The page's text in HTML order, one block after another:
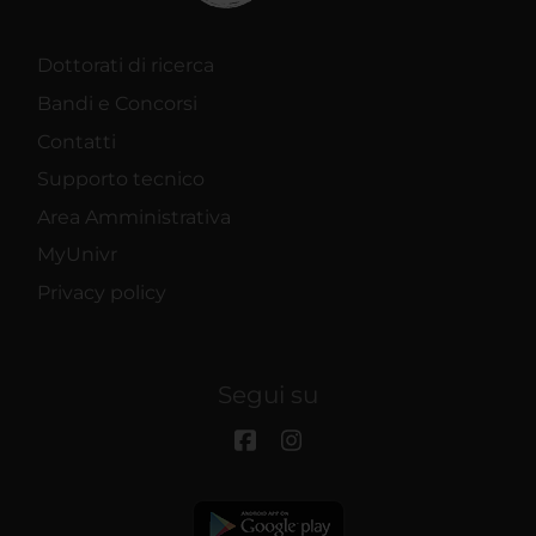
Dottorati di ricerca
Bandi e Concorsi
Contatti
Supporto tecnico
Area Amministrativa
MyUnivr
Privacy policy
Segui su